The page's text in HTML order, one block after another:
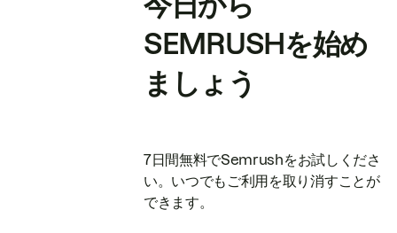
SEMRUSHを始め
ましょう
7日間無料でSemrushをお試しくださ
い。いつでもご利用を取り消すことが
できます。